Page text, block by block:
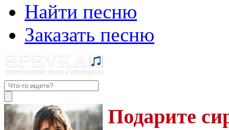
Найти песню
Заказать песню
Подарите